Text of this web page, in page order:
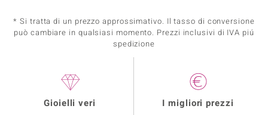
* Si tratta di un prezzo approssimativo. Il tasso di conversione
può cambiare in qualsiasi momento. Prezzi inclusivi di IVA piú
spedizione
Gioielli veri I migliori prezzi